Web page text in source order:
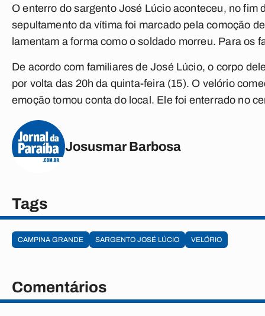
O enterro do sargento José Lúcio aconteceu, no fim
sepultamento da vítima foi marcado pela comoção
lamentam a forma como o soldado morreu. Para os
De acordo com familiares de José Lúcio, o corpo
por volta das 20h da quinta-feira (15). O velório
emoção tomou conta do local. Ele foi enterrado no
Josusmar Barbosa
Tags
CAMPINA GRANDE SARGENTO JOSÉ LÚCIO VELÓRIO
Comentários